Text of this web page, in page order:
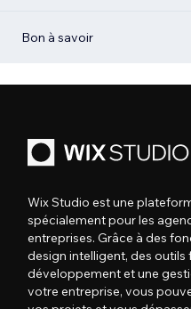
Bon à savoir
Wix Studio est une
spécialement pour les
entreprises. Grâce à des
design intelligent, des outils
développement et une
votre entreprise, vous